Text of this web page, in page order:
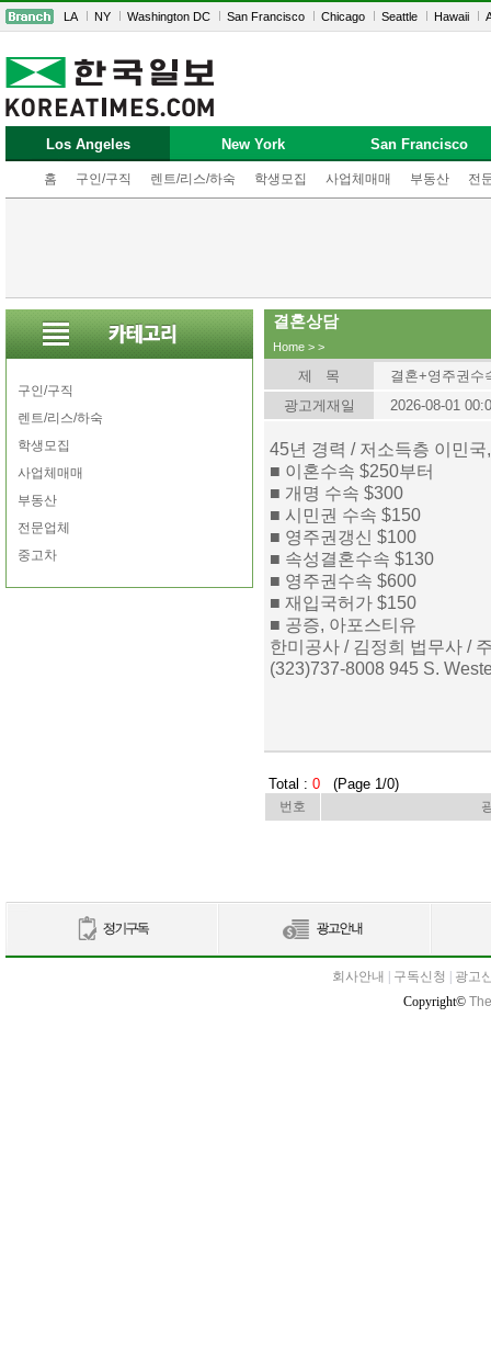
LA NY Washington DC San Francisco Chicago Seattle Hawaii
Los Angeles
홈 구인/구직 렌트/리스/하숙 학생모집 사업체매매 부동산 전
New York San Francisco
구인/구직
렌트/리스/하숙
학생모집
사업체매매
부동산
전문업체
중고차
결혼상담
Home > >
제 목
결혼+영주권수
광고게재일
2026-08-01
45년 경력 / 저소득층 이민
■ 이혼수속 $250부터
■ 개명 수속 $300
■ 시민권 수속 $150
■ 영주권갱신 $100
■ 속성결혼수속 $130
■ 영주권수속 $600
■ 재입국허가 $150
■ 공증, 아포스티유
한미공사 / 김정희 법무사 /
(323)737-8008 945 S.
Total : 0 (Page 1/0)
번호
회사안내 구독신청
광고
Copyright©